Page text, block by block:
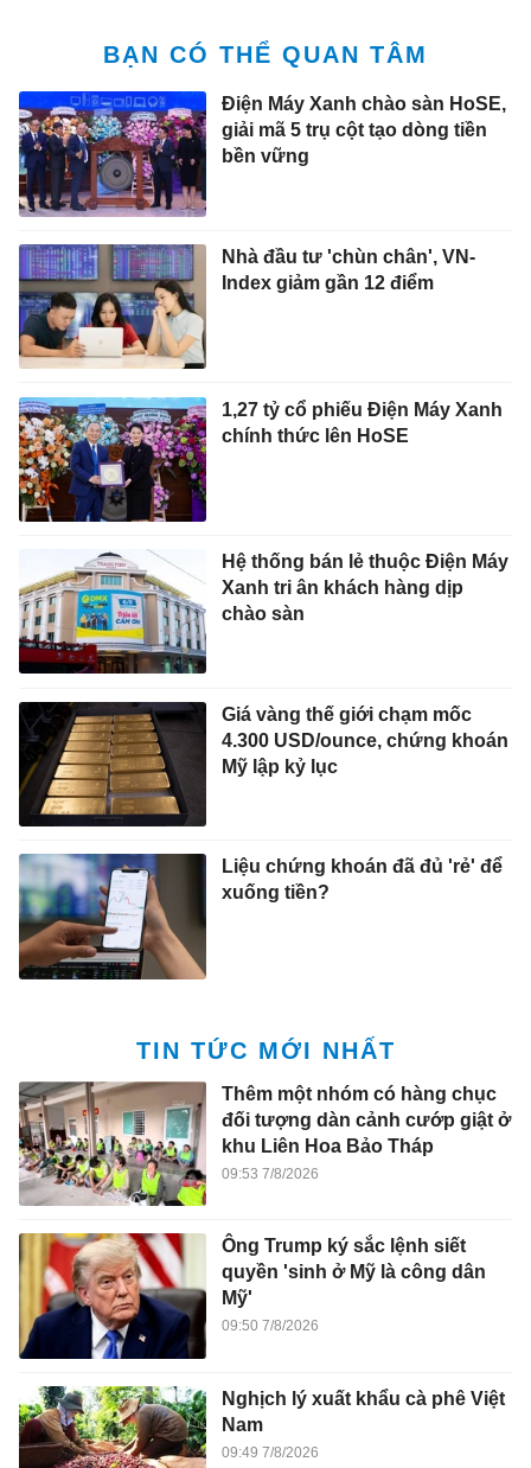
BẠN CÓ THỂ QUAN TÂM
Điện Máy Xanh chào sàn HoSE,
giải mã 5 trụ cột tạo dòng tiền
bền vững
Nhà đầu tư 'chùn chân', VN-
Index giảm gần 12 điểm
1,27 tỷ cổ phiếu Điện Máy Xanh
chính thức lên HoSE
Hệ thống bán lẻ thuộc Điện Máy
Xanh tri ân khách hàng dịp
chào sàn
Giá vàng thế giới chạm mốc
4.300 USD/ounce, chứng khoán
Mỹ lập kỷ lục
Liệu chứng khoán đã đủ 'rẻ' để
xuống tiền?
TIN TỨC MỚI NHẤT
Thêm một nhóm có hàng chục
đối tượng dàn cảnh cướp giật ở
khu Liên Hoa Bảo Tháp
09:53 7/8/2026
Ông Trump ký sắc lệnh siết
quyền 'sinh ở Mỹ là công dân
Mỹ'
09:50 7/8/2026
Nghịch lý xuất khẩu cà phê Việt
Nam
09:49 7/8/2026